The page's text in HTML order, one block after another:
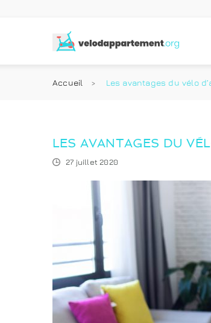
Accueil Les avantages du vélo
LES AVANTAGES DU
27 juillet 2020